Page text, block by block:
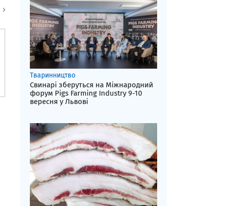
Тваринництво
Свинарі зберуться на Міжнародний
форум Pigs Farming Industry 9-10
вересня у Львові